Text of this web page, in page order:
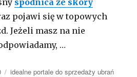
pojawi się w topowych
Jeżeli masz na nie
…
Kategorie
idealne portale do sprzedaży ubrań